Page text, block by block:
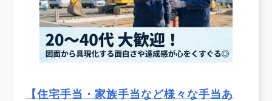
【住宅手当・家族手当など様々な手当あ